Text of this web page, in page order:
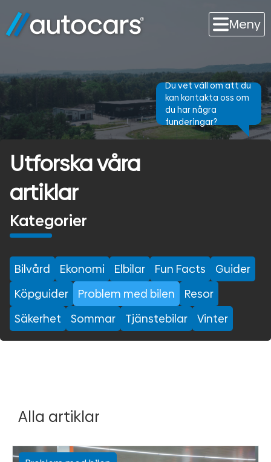
Meny
Utforska våra
artiklar
Kategorier
Du vet väll om att du
kan kontakta oss om
du har några
funderingar?
Bilvård Ekonomi Elbilar Fun Facts
Guider
Köpguider
Problem med bilen
Resor
Säkerhet
Sommar Tjänstebilar Vinter
Alla artiklar